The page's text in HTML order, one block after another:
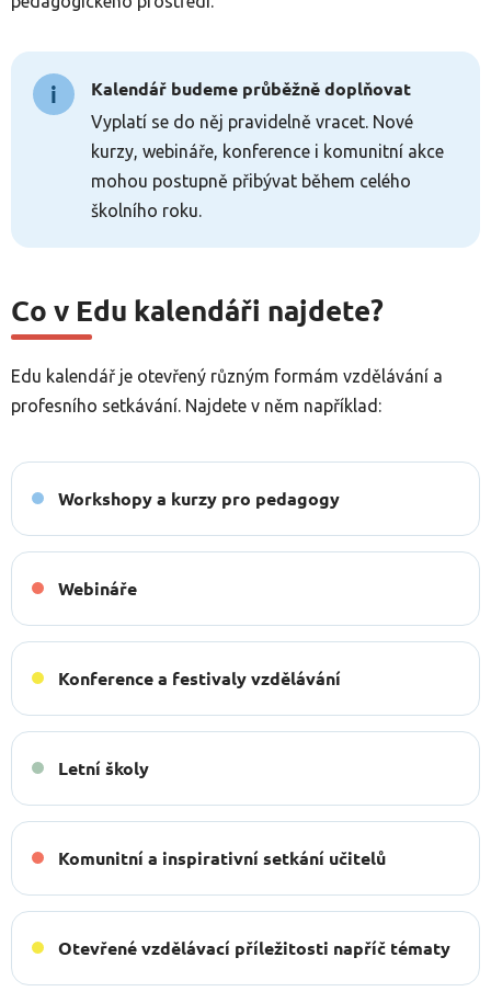
i Kalendář budeme průběžně doplňovat
Vyplatí se do něj pravidelně vracet. Nové
kurzy, webináře, konference i komunitní akce
mohou postupně přibývat během celého
školního roku.
Co v Edu kalendáři najdete?
Edu kalendář je otevřený různým formám vzdělávání a
profesního setkávání. Najdete v něm například:
Workshopy a kurzy pro pedagogy
Webináře
Konference a festivaly vzdělávání
Letní školy
Komunitní a inspirativní setkání učitelů
Otevřené vzdělávací příležitosti napříč tématy